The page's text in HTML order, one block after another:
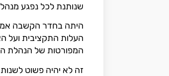
שנותנת לכל נפגע
היתה בחדר הקשבה
העלות התקציבית ועל
המפורטות של הנהלת
זה לא יהיה פשוט